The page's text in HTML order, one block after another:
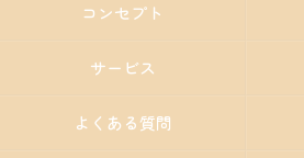
コンセプト
サービス
よくある質問